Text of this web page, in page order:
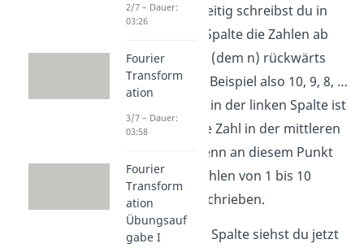
2, 3, … Gleichzeitig schreibst du in
der mittleren Spalte die Zahlen ab
deiner Grenze (dem n) rückwärts
auf, in diesem Beispiel also 10, 9, 8, …
Die letzte Zahl in der linken Spalte ist
die 5, die letzte Zahl in der mittleren
Spalte ist 6. Denn an diesem Punkt
hast du alle Zahlen von 1 bis 10
einmal aufgeschrieben.
In der rechten Spalte siehst du jetzt
2/7 – Dauer:
03:26
Fourier
Transform
ation
3/7 – Dauer:
03:58
Fourier
Transform
ation
Übungsauf
gabe I